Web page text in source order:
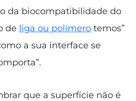
da biocompatibilidade do
de liga ou polímero temos”
a sua interface se
que a superfície não é